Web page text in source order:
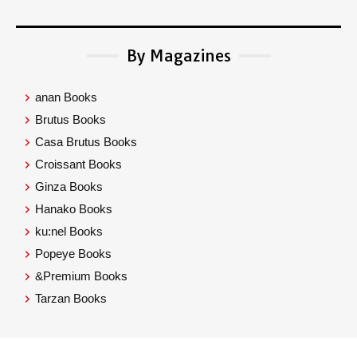
By Magazines
anan Books
Brutus Books
Casa Brutus Books
Croissant Books
Ginza Books
Hanako Books
ku:nel Books
Popeye Books
&Premium Books
Tarzan Books